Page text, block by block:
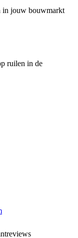
in jouw bouwmarkt
ruilen in de